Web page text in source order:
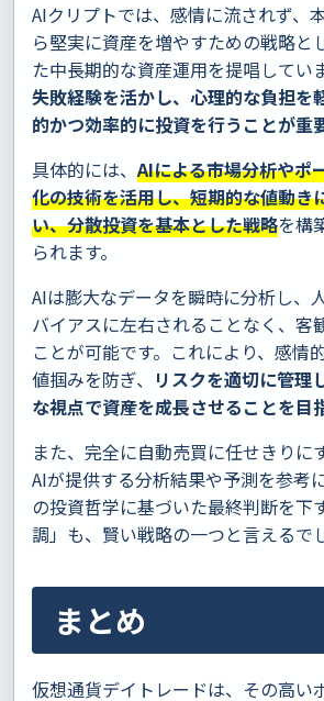
AIクリプトでは、感情に流されず、
ら堅実に資産を増やすための戦略と
た中長期的な資産運用を提唱してい
失敗経験を活かし、心理的な負担を
的かつ効率的に投資を行うことが重
具体的には、AIによる市場分析やポ
化の技術を活用し、短期的な値動き
い、分散投資を基本とした戦略を構
られます。
AIは膨大なデータを瞬時に分析し、
バイアスに左右されることなく、客
ことが可能です。これにより、感情
値掴みを防ぎ、 リスクを適切に管理
な視点で資産を成長させることを目
また、完全に自動売買に任せきりに
AIが提供する分析結果や予測を参考
の投資哲学に基づいた最終判断を下
調」も、賢い戦略の一つと言えるで
まとめ
仮想通貨デイトレードは、その高い